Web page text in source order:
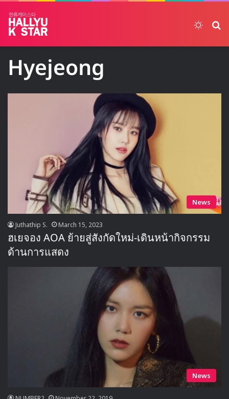
Hyejeong
News
Juthathip S. March 15, 2023
ฮเยจอง AOA ย้ายสู่สังกัดใหม่-เดินหน้ากิจกรรม
ด้านการแสดง
News